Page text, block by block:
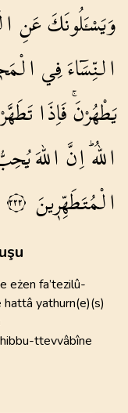
وَيَسْـَٔلُونَكَعَنِ
النِّسَٓاءَفِي
يَطْهُرْنَۚفَاِذَا
اللّٰهُۜاِنَّاللّٰهَ
الْمُتَطَهِّر۪ينَ ٢٢٢
eżen fa’tezilû-
yathurn(e)(s)
ttevvâbîne